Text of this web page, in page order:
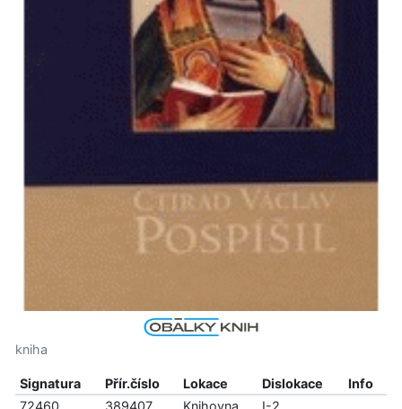
kniha
Signatura Přír.číslo Lokace Dislokace
Info
72460
389407 Knihovna I-2